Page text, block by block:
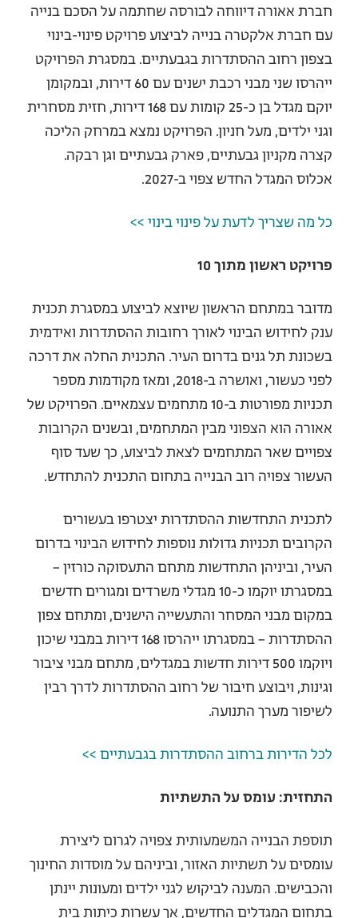
חברת אאורה דיווחה לבורסה שחתמה על הסכם בנייה
עם חברת אלקטרה בנייה לביצוע פרויקט פינוי-בינוי
בצפון רחוב ההסתדרות בגבעתיים. במסגרת הפרויקט
ייהרסו שני מבני רכבת ישנים עם 60 דירות, ובמקומן
יוקם מגדל בן כ-25 קומות עם 168 דירות, חזית מסחרית
וגני ילדים, מעל חניון. הפרויקט נמצא במרחק הליכה
קצרה מקניון גבעתיים, פארק גבעתיים וגן רבקה.
אכלוס המגדל החדש צפוי ב-2027.
כל מה שצריך לדעת על פינוי בינוי >>
פרויקט ראשון מתוך 10
מדובר במתחם הראשון שיוצא לביצוע במסגרת תכנית
ענק לחידוש הבינוי לאורך רחובות ההסתדרות ואידמית
בשכונת תל גנים בדרום העיר. התכנית החלה את דרכה
לפני כעשור, ואושרה ב-2018, ומאז מקודמות מספר
תכניות מפורטות ב-10 מתחמים עצמאיים. הפרויקט של
אאורה הוא הצפוני מבין המתחמים, ובשנים הקרובות
צפויים שאר המתחמים לצאת לביצוע, כך שעד סוף
העשור צפויה רוב הבנייה בתחום התכנית להתחדש.
לתכנית התחדשות ההסתדרות יצטרפו בעשורים
הקרובים תכניות גדולות נוספות לחידוש הבינוי בדרום
העיר, וביניהן התחדשות מתחם התעסוקה כורזין –
במסגרתו יוקמו כ-10 מגדלי משרדים ומגורים חדשים
במקום מבני המסחר והתעשייה הישנים, ומתחם צפון
ההסתדרות – במסגרתו ייהרסו 168 דירות במבני שיכון
ויוקמו 500 דירות חדשות במגדלים, מתחם מבני ציבור
וגינות, ויבוצע חיבור של רחוב ההסתדרות לדרך רבין
לשיפור מערך התנועה.
לכל הדירות ברחוב ההסתדרות בגבעתיים >>
התחזית: עומס על התשתיות
תוספת הבנייה המשמעותית צפויה לגרום ליצירת
עומסים על תשתיות האזור, וביניהם על מוסדות החינוך
והכבישים. המענה לביקוש לגני ילדים ומעונות יינתן
בתחום המגדלים החדשים, אך עשרות כיתות בית